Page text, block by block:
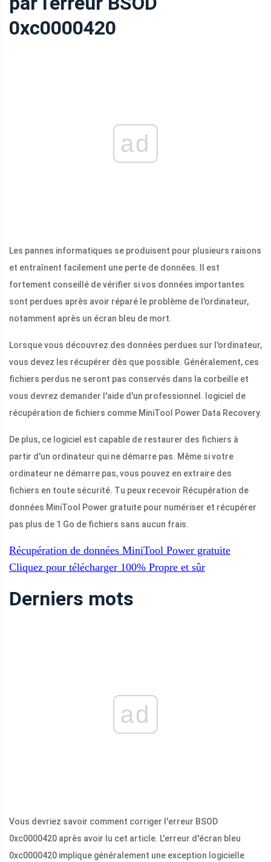
0xc0000420
ad
Les pannes informatiques se produisent pour plusieurs raisons
et entraînent facilement une perte de données. Il est
fortement conseillé de vérifier si vos données importantes
sont perdues après avoir réparé le problème de l'ordinateur,
notamment après un écran bleu de mort.
Lorsque vous découvrez des données perdues sur l'ordinateur,
vous devez les récupérer dès que possible. Généralement, ces
fichiers perdus ne seront pas conservés dans la corbeille et
vous devrez demander l'aide d'un professionnel. logiciel de
récupération de fichiers comme MiniTool Power Data Recovery.
De plus, ce logiciel est capable de restaurer des fichiers à
partir d'un ordinateur qui ne démarre pas. Même si votre
ordinateur ne démarre pas, vous pouvez en extraire des
fichiers en toute sécurité. Tu peux recevoir Récupération de
données MiniTool Power gratuite pour numériser et récupérer
pas plus de 1 Go de fichiers sans aucun frais.
Récupération de données MiniTool Power gratuite
Cliquez pour télécharger 100% Propre et sûr
Derniers mots
ad
Vous devriez savoir comment corriger l'erreur BSOD
0xc0000420 après avoir lu cet article. L'erreur d'écran bleu
0xc0000420 implique généralement une exception logicielle